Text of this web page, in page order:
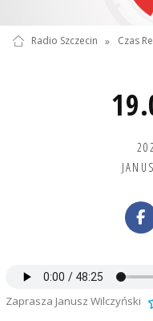
Radio Szczecin » Czas
Zaprasza Janusz Wilczyński